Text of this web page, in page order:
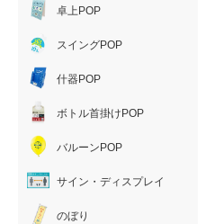
卓上POP
スイングPOP
什器POP
ボトル首掛けPOP
バルーンPOP
サイン・ディスプレイ
のぼり